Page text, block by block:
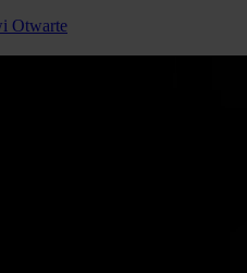
Otwarte